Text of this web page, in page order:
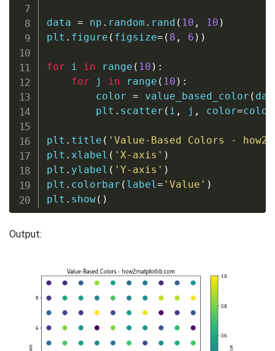
data = np . random . rand ( 10 , 10 )
plt . figure ( figsize= ( 8 , 6 ) )
for i in range ( 10 ) :
for j in range ( 10 ) :
        color
= value_based_color (
        plt
. scatter ( i , j , color=color
plt . title ( 'Value-Based Colors -
plt . xlabel ( 'X-axis' )
plt . ylabel ( 'Y-axis' )
plt . colorbar ( label= 'Value' )
plt . show( )
Output: